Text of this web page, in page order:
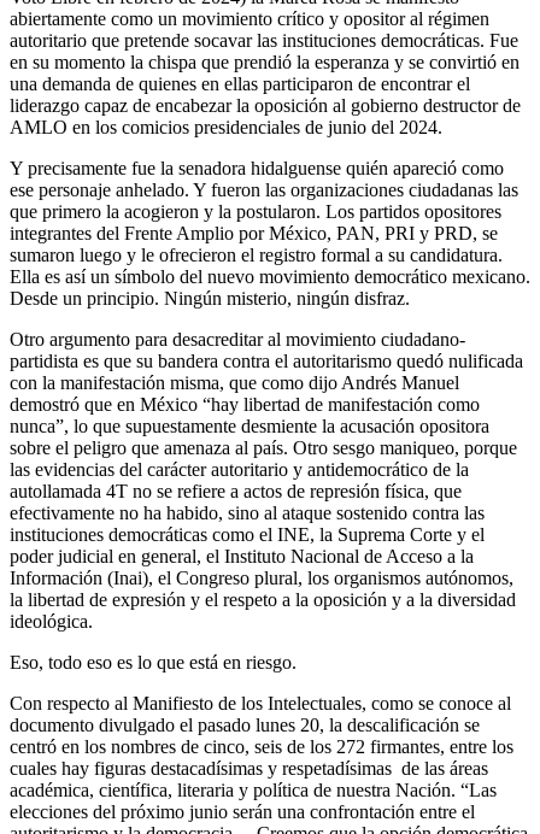
abiertamente como un movimiento crítico y opositor al régimen
autoritario que pretende socavar las instituciones democráticas. Fue
en su momento la chispa que prendió la esperanza y se convirtió en
una demanda de quienes en ellas participaron de encontrar el
liderazgo capaz de encabezar la oposición al gobierno destructor de
AMLO en los comicios presidenciales de junio del 2024.
Y precisamente fue la senadora hidalguense quién apareció como
ese personaje anhelado. Y fueron las organizaciones ciudadanas las
que primero la acogieron y la postularon. Los partidos opositores
integrantes del Frente Amplio por México, PAN, PRI y PRD, se
sumaron luego y le ofrecieron el registro formal a su candidatura.
Ella es así un símbolo del nuevo movimiento democrático mexicano.
Desde un principio. Ningún misterio, ningún disfraz.
Otro argumento para desacreditar al movimiento ciudadano-
partidista es que su bandera contra el autoritarismo quedó nulificada
con la manifestación misma, que como dijo Andrés Manuel
demostró que en México “hay libertad de manifestación como
nunca”, lo que supuestamente desmiente la acusación opositora
sobre el peligro que amenaza al país. Otro sesgo maniqueo, porque
las evidencias del carácter autoritario y antidemocrático de la
autollamada 4T no se refiere a actos de represión física, que
efectivamente no ha habido, sino al ataque sostenido contra las
instituciones democráticas como el INE, la Suprema Corte y el
poder judicial en general, el Instituto Nacional de Acceso a la
Información (Inai), el Congreso plural, los organismos autónomos,
la libertad de expresión y el respeto a la oposición y a la diversidad
ideológica.
Eso, todo eso es lo que está en riesgo.
Con respecto al Manifiesto de los Intelectuales, como se conoce al
documento divulgado el pasado lunes 20, la descalificación se
centró en los nombres de cinco, seis de los 272 firmantes, entre los
cuales hay figuras destacadísimas y respetadísimas de las áreas
académica, científica, literaria y política de nuestra Nación. “Las
elecciones del próximo junio serán una confrontación entre el